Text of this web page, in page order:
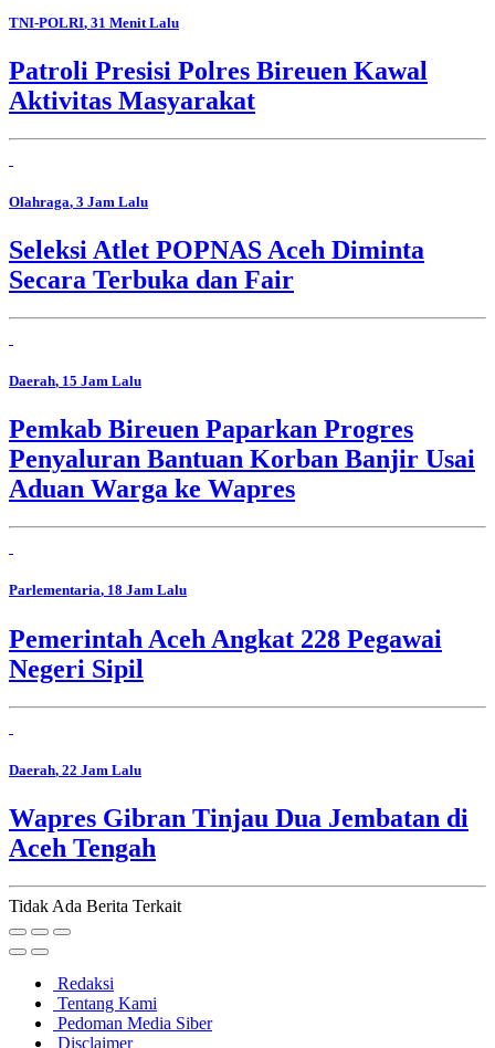
TNI-POLRI, 31 Menit Lalu
Patroli Presisi Polres Bireuen Kawal
Aktivitas Masyarakat
Olahraga, 3 Jam Lalu
Seleksi Atlet POPNAS Aceh Diminta
Secara Terbuka dan Fair
Daerah, 15 Jam Lalu
Pemkab Bireuen Paparkan Progres
Penyaluran Bantuan Korban Banjir Usai
Aduan Warga ke Wapres
Parlementaria, 18 Jam Lalu
Pemerintah Aceh Angkat 228 Pegawai
Negeri Sipil
Daerah, 22 Jam Lalu
Wapres Gibran Tinjau Dua Jembatan di
Aceh Tengah
Tidak Ada Berita Terkait
Redaksi
Tentang Kami
Pedoman Media Siber
Disclaimer